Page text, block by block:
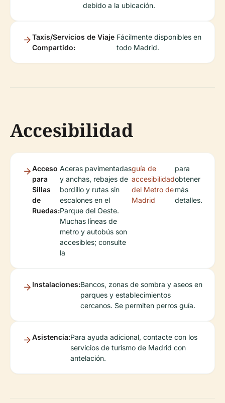
debido a la ubicación.
Taxis/Servicios de Viaje
Compartido:
Fácilmente disponibles en
todo Madrid.
Accesibilidad
Acceso
para
Sillas
de
Ruedas:
Aceras pavimentadas
y anchas, rebajes de
bordillo y rutas sin
escalones en el
Parque del Oeste.
Muchas líneas de
metro y autobús son
accesibles; consulte
la
guía de
accesibilidad
del Metro de
Madrid
para
obtener
más
detalles.
Instalaciones:Bancos, zonas de sombra y aseos en
parques y establecimientos
cercanos. Se permiten perros guía.
Asistencia:Para ayuda adicional, contacte con los
servicios de turismo de Madrid con
antelación.